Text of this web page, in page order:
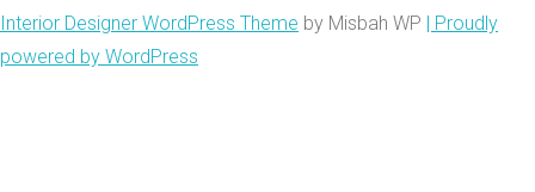
Interior Designer WordPress Theme by Misbah WP
| Proudly
powered by WordPress